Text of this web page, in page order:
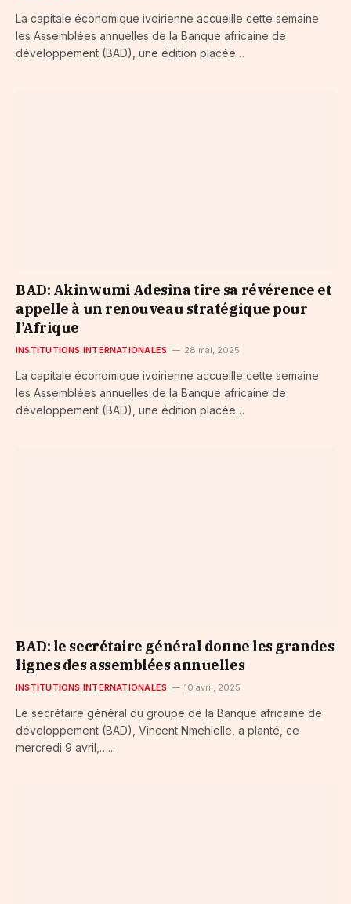
La capitale économique ivoirienne accueille cette semaine
les Assemblées annuelles de la Banque africaine de
développement (BAD), une édition placée…
BAD: Akinwumi Adesina tire sa révérence et
appelle à un renouveau stratégique pour
l’Afrique
INSTITUTIONS INTERNATIONALES 28 mai, 2025
La capitale économique ivoirienne accueille cette semaine
les Assemblées annuelles de la Banque africaine de
développement (BAD), une édition placée…
BAD: le secrétaire général donne les grandes
lignes des assemblées annuelles
INSTITUTIONS INTERNATIONALES 10 avril, 2025
Le secrétaire général du groupe de la Banque africaine de
développement (BAD), Vincent Nmehielle, a planté, ce
mercredi 9 avril,…...